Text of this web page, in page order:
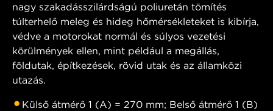
nagy szakadásszilárdságú poliuretán tömítés
túlterhelő meleg és hideg hőmérsékleteket is kibírja,
védve a motorokat normál és súlyos vezetési
körülmények ellen, mint például a megállás,
földutak, építkezések, rövid utak és az államközi
utazás.
Külső átmérő 1 (A) = 270 mm; Belső átmérő 1 (B)